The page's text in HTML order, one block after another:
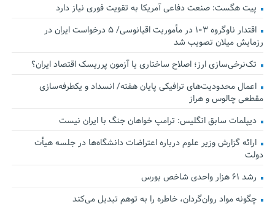
پیت هگست: صنعت دفاعی آمریکا به تقویت فوری نیاز دارد
اقتدار ناوگروه ۱۰۳ در مأموریت‌ اقیانوسی/ ۵ درخواست ایران در
رزمایش میلان تصویب شد
تک‌نرخی‌سازی ارز؛ اصلاح ساختاری یا آزمون پرریسک اقتصاد ایران؟
اعمال محدودیت‌های ترافیکی پایان هفته/ انسداد و یکطرفه‌سازی
مقطعی چالوس و هراز
دیپلمات سابق انگلیس:‌ ترامپ خواهان جنگ با ایران نیست
ارائه گزارش وزیر علوم درباره اعتراضات دانشگاه‌ها در جلسه هیأت
دولت
رشد ۶۱ هزار واحدی شاخص بورس
چگونه مواد روان‌گردان، خاطره را به توهم تبدیل می‌کند